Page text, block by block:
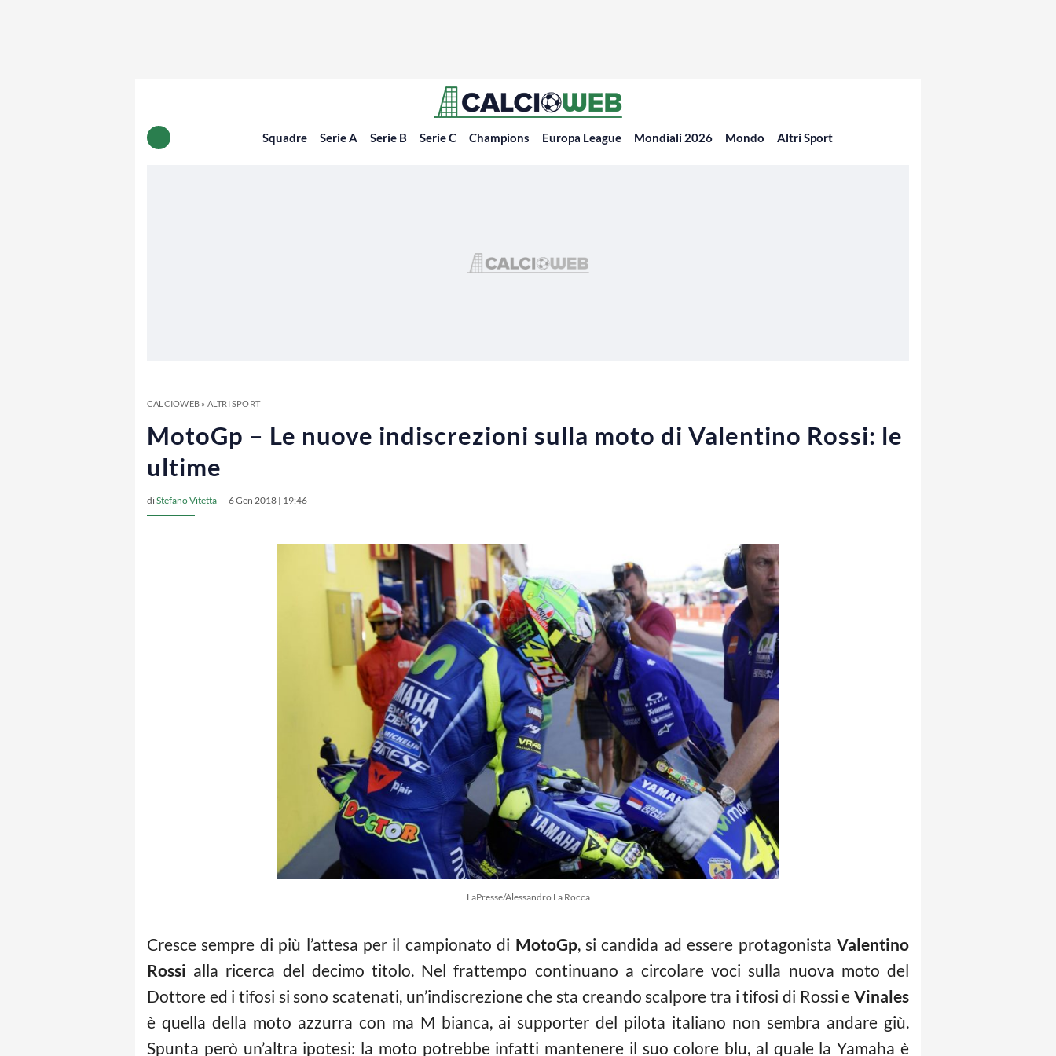
Squadre Serie A Serie B Serie C Champions Europa League Mondiali 2026 Mondo Altri Sport
CALCIOWEB» ALTRI SPORT
MotoGp – Le nuove indiscrezioni sulla moto di Valentino Rossi: le
ultime
diStefano Vitetta 6 Gen 2018 | 19:46
LaPresse/Alessandro La Rocca
Cresce sempre di più l’attesa per il campionato di MotoGp, si candida ad essere protagonistaValentino
Rossi alla ricerca del decimo titolo. Nel frattempo continuano a circolare voci sulla nuova moto del
Dottore ed i tifosi si sono scatenati, un’indiscrezione che sta creando scalpore tra i tifosi di Rossi e Vinales
è quella della moto azzurra con ma M bianca, ai supporter del pilota italiano non sembra andare giù.
Spunta però un’altra ipotesi: la moto potrebbe infatti mantenere il suo colore blu, al quale la Yamaha è